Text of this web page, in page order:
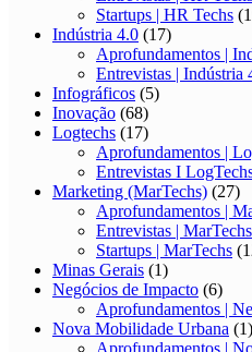
Startups | HR Techs
Indústria 4.0 (17)
Aprofundamentos |
Entrevistas | Indústria
Infográficos (5)
Inovação (68)
Logtechs (17)
Aprofundamentos |
Entrevistas I
Marketing (MarTechs) (27)
Aprofundamentos |
Entrevistas | MarTechs
Startups | MarTechs
Minas Gerais (1)
Negócios de Impacto (6)
Aprofundamentos |
Nova Mobilidade Urbana (1)
Aprofundamentos |